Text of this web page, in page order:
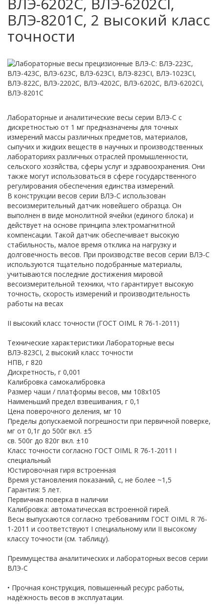
ВЛЭ-8201С, 2 высокий класс
точности
Лабораторные и аналитические весы серии ВЛЭ-С с
дискретностью от 1 мг предназначены для точных
измерений массы различных предметов, материалов,
сыпучих и жидких веществ в научных и производственных
лабораториях различных отраслей промышленности,
сельского хозяйства, сферы услуг и здравоохранения. Они
также могут использоваться в сфере государственного
регулирования обеспечения единства измерений.
В конструкции весов серии ВЛЭ-С использован
весоизмерительный датчик новейшего образца. Он
выполнен в виде монолитной ячейки (единого блока) и
действует на основе принципа электромагнитной
компенсации. Такой датчик обеспечивает высокую
стабильность, малое время отклика на нагрузку и
долговечность весов. При производстве весов серии ВЛЭ-С
используются тщательно подобранные материалы,
учитываются последние достижения мировой
весоизмерительной техники, что гарантирует высокую
точность, скорость измерений и производительность
работы на весах
II высокий класс точности (ГОСТ OIML R 76-1-2011)
Технические характеристики Лабораторные весы
ВЛЭ-823CI, 2 высокий класс точности
НПВ, г 820
Дискретность, г 0,001
Калибровка самокалибровка
Размер чаши / платформы весов, мм 108х105
Наименьший предел взвешивания, г 0,1
Цена поверочного деления, мг 10
Пределы допускаемой погрешности при первичной поверке,
мг от 0,1г до 500г вкл. ±5
св. 500г до 820г вкл. ±10
Класс точности согласно ГОСТ OIML R 76-1-2011 I
специальный
Юстировочная гиря встроенная
Время установления показаний, с, не более ~1,5
Гарантия: 5 лет.
Первичная поверка в наличии
Калибровка: автоматическая встроенной гирей.
Весы выпускаются согласно требованиям ГОСТ OIML R 76-
1-2011 и соответствуют I специальному или II высокому
классу точности (см. таблицу).
Преимущества аналитических и лабораторных весов серии
ВЛЭ-С
• Прочная конструкция, повышенный ресурс работы,
надёжность весов в эксплуатации.